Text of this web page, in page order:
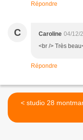
Répondre
C Caroline 04/12/
<br /> Très
Répondre
< studio 28